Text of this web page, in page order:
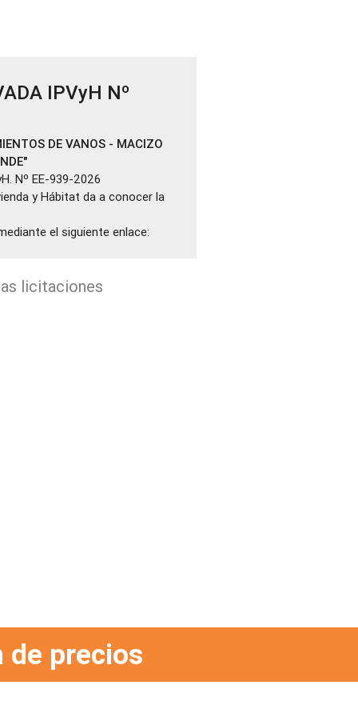
IPVyH Nº
DE VANOS - MACIZO
Nº EE-939-2026
y Hábitat da a conocer la
el siguiente enlace:
licitaciones
de precios